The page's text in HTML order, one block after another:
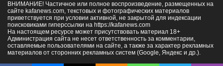
ВНИМАНИЕ! Частичное или полное воспроизведение, размещенных на
сайте kafanews.com, текстовых и фотографических материалов
приветствуется при условии активной, не закрытой для индексации
поисковиками гиперссылки на https://kafanews.com
На настоящем ресурсе может присутствовать материал 18+
Администрация сайта не несет ответственность за комментарии,
оставляемые пользователями на сайте, а также за характер рекламных
материалов от сторонних рекламных систем (Google, Яндекс и др.).